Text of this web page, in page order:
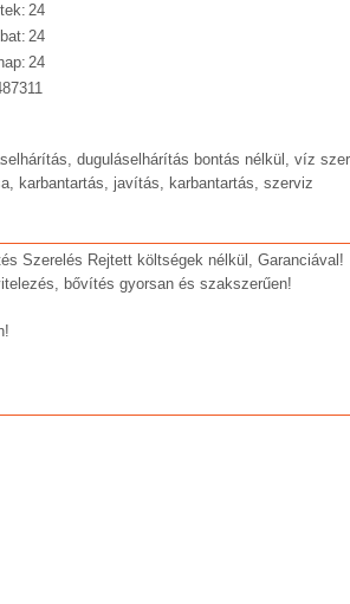
24
24
24
duguláselhárítás bontás nélkül, víz
karbantartás, javítás, karbantartás, szerviz
Szerelés Rejtett költségek nélkül, Garanciával!
bővítés gyorsan és szakszerűen!